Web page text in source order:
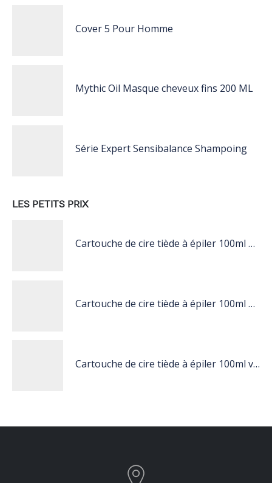
Cover 5 Pour Homme
Mythic Oil Masque cheveux fins 200 ML
Série Expert Sensibalance Shampoing
LES PETITS PRIX
Cartouche de cire tiède à épiler 100ml blanc
Cartouche de cire tiède à épiler 100ml nacré
Cartouche de cire tiède à épiler 100ml vert